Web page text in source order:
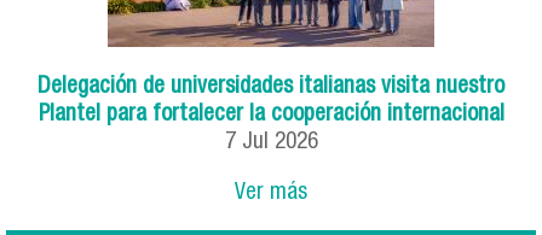
Delegación de universidades italianas visita nuestro
Plantel para fortalecer la cooperación internacional
7 Jul 2026
Ver más